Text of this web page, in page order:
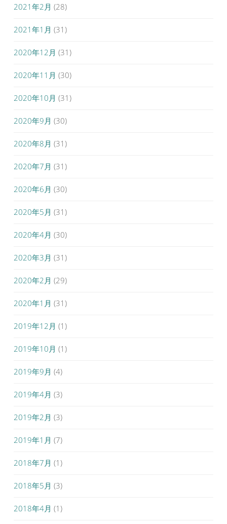
2021年2月 (28)
2021年1月 (31)
2020年12月 (31)
2020年11月 (30)
2020年10月 (31)
2020年9月 (30)
2020年8月 (31)
2020年7月 (31)
2020年6月 (30)
2020年5月 (31)
2020年4月 (30)
2020年3月 (31)
2020年2月 (29)
2020年1月 (31)
2019年12月 (1)
2019年10月 (1)
2019年9月 (4)
2019年4月 (3)
2019年2月 (3)
2019年1月 (7)
2018年7月 (1)
2018年5月 (3)
2018年4月 (1)